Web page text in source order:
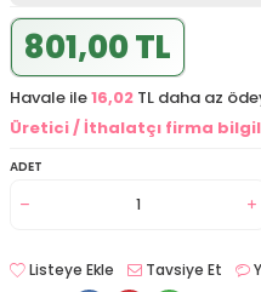
801,00 TL
Havale ile16,02 TL daha az
Üretici / İthalatçı firma
ADET
Listeye Ekle Tavsiye Et